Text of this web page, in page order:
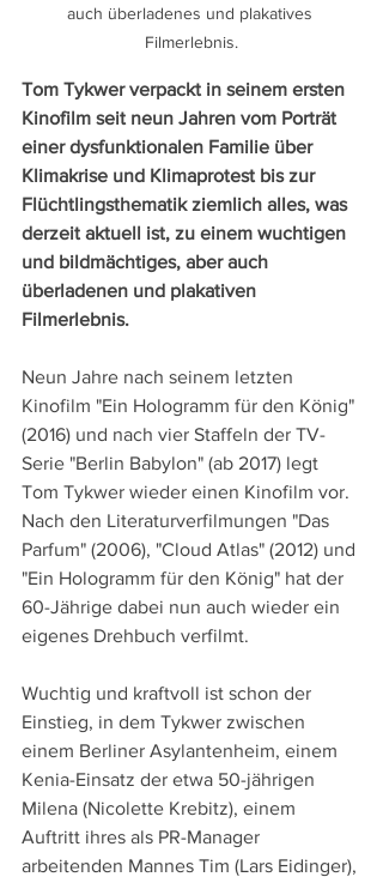
auch überladenes und plakatives
Filmerlebnis.
Tom Tykwer verpackt in seinem ersten
Kinofilm seit neun Jahren vom Porträt
einer dysfunktionalen Familie über
Klimakrise und Klimaprotest bis zur
Flüchtlingsthematik ziemlich alles, was
derzeit aktuell ist, zu einem wuchtigen
und bildmächtiges, aber auch
überladenen und plakativen
Filmerlebnis.
Neun Jahre nach seinem letzten
Kinofilm "Ein Hologramm für den König"
(2016) und nach vier Staffeln der TV-
Serie "Berlin Babylon" (ab 2017) legt
Tom Tykwer wieder einen Kinofilm vor.
Nach den Literaturverfilmungen "Das
Parfum" (2006), "Cloud Atlas" (2012) und
"Ein Hologramm für den König" hat der
60-Jährige dabei nun auch wieder ein
eigenes Drehbuch verfilmt.
Wuchtig und kraftvoll ist schon der
Einstieg, in dem Tykwer zwischen
einem Berliner Asylantenheim, einem
Kenia-Einsatz der etwa 50-jährigen
Milena (Nicolette Krebitz), einem
Auftritt ihres als PR-Manager
arbeitenden Mannes Tim (Lars Eidinger),